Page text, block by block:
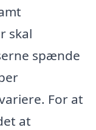
skal
spænde
For at
at